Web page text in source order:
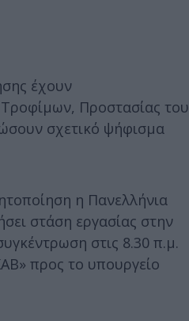
έχουν
Τροφίμων, Προστασίας του
σχετικό ψήφισμα
η Πανελλήνια
στάση εργασίας στην
στις 8.30 π.μ.
προς το υπουργείο